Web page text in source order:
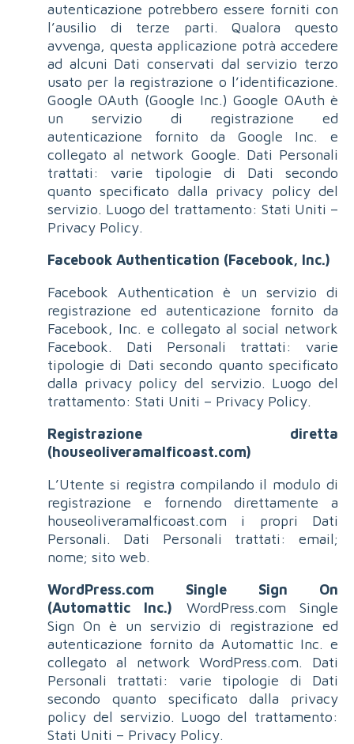
autenticazione potrebbero essere forniti con
l’ausilio di terze parti. Qualora questo
avvenga, questa applicazione potrà accedere
ad alcuni Dati conservati dal servizio terzo
usato per la registrazione o l’identificazione.
Google OAuth (Google Inc.) Google OAuth è
un servizio di registrazione ed
autenticazione fornito da Google Inc. e
collegato al network Google. Dati Personali
trattati: varie tipologie di Dati secondo
quanto specificato dalla privacy policy del
servizio. Luogo del trattamento: Stati Uniti –
Privacy Policy.
Facebook Authentication (Facebook, Inc.)
Facebook Authentication è un servizio di
registrazione ed autenticazione fornito da
Facebook, Inc. e collegato al social network
Facebook. Dati Personali trattati: varie
tipologie di Dati secondo quanto specificato
dalla privacy policy del servizio. Luogo del
trattamento: Stati Uniti – Privacy Policy.
Registrazione diretta
(houseoliveramalficoast.com)
L’Utente si registra compilando il modulo di
registrazione e fornendo direttamente a
houseoliveramalficoast.com i propri Dati
Personali. Dati Personali trattati: email;
nome; sito web.
WordPress.com Single Sign On
(Automattic Inc.) WordPress.com Single
Sign On è un servizio di registrazione ed
autenticazione fornito da Automattic Inc. e
collegato al network WordPress.com. Dati
Personali trattati: varie tipologie di Dati
secondo quanto specificato dalla privacy
policy del servizio. Luogo del trattamento:
Stati Uniti – Privacy Policy.